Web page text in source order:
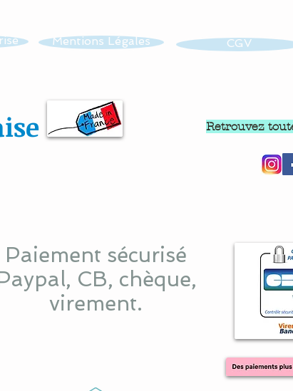
Mentions Légales CGV
Retrouvez
Paiement sécurisé
CB, chèque,
virement.